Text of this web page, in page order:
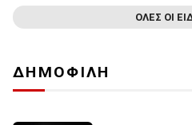
ΟΛΕΣ ΟΙ
ΔΗΜΟΦΙΛΗ